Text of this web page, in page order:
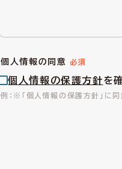
個人情報の同意
個人情報の保護方針を
※「個人情報の保護方針」に